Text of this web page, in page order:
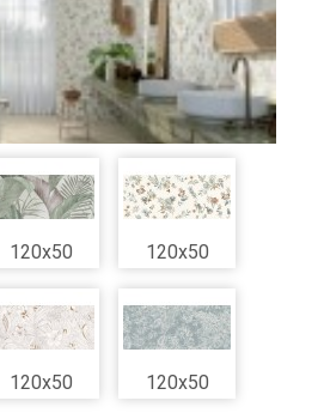
120x50 120x50
120x50 120x50